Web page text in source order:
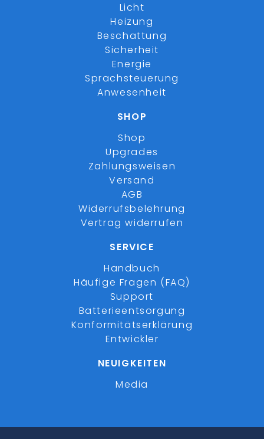
Licht
Heizung
Beschattung
Sicherheit
Energie
Sprachsteuerung
Anwesenheit
SHOP
Shop
Upgrades
Zahlungsweisen
Versand
AGB
Widerrufsbelehrung
Vertrag widerrufen
SERVICE
Handbuch
Häufige Fragen (FAQ)
Support
Batterieentsorgung
Konformitätserklärung
Entwickler
NEUIGKEITEN
Media